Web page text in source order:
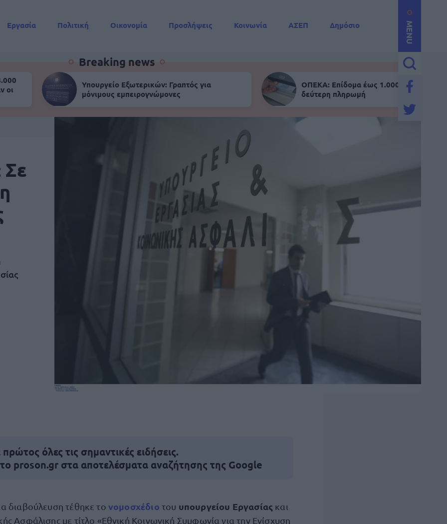
MENU
Εργασία Πολιτική Οικονομία Προσλήψεις Κοινωνία ΑΣΕΠ
Δημόσιο
Breaking news
οι
Υπουργείο Εξωτερικών: Γραπτός για
μόνιμους εμπειρογνώμονες
ΟΠΕΚΑ: Επίδομα έως 1.000 ευρώ -
δεύτερη πληρωμή
Σε
όλες τις σημαντικές ειδήσεις.
proson.gr στα αποτελέσματα αναζήτησης της Google
διαβούλευση τέθηκε το νομοσχέδιο του υπουργείου Εργασίας και
Ασφάλισης με τίτλο «Εθνική Κοινωνική Συμφωνία για την Ενίσχυση